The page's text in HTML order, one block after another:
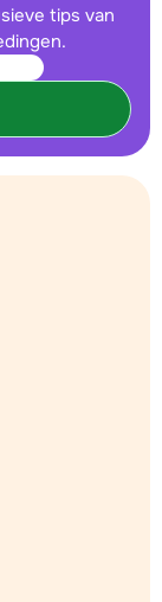
tips van